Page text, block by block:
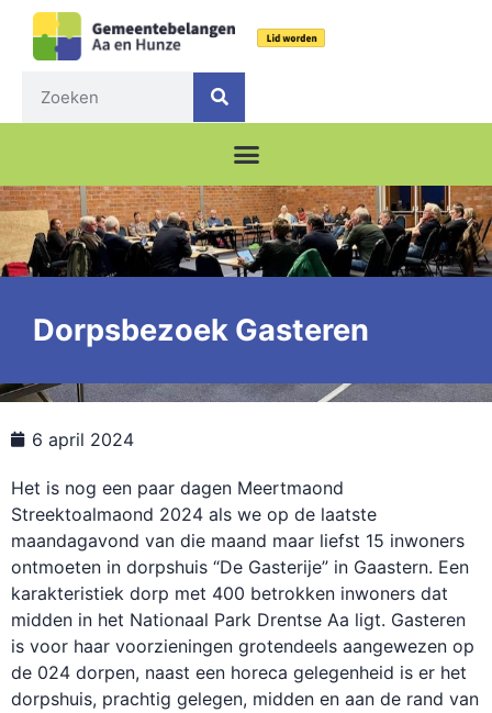
Dorpsbezoek Gasteren
6 april 2024
Het is nog een paar dagen Meertmaond
Streektoalmaond 2024 als we op de laatste
maandagavond van die maand maar liefst 15 inwoners
ontmoeten in dorpshuis “De Gasterije” in Gaastern. Een
karakteristiek dorp met 400 betrokken inwoners dat
midden in het Nationaal Park Drentse Aa ligt. Gasteren
is voor haar voorzieningen grotendeels aangewezen op
de 024 dorpen, naast een horeca gelegenheid is er het
dorpshuis, prachtig gelegen, midden en aan de rand van